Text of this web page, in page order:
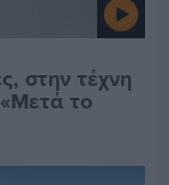
στην τέχνη
το